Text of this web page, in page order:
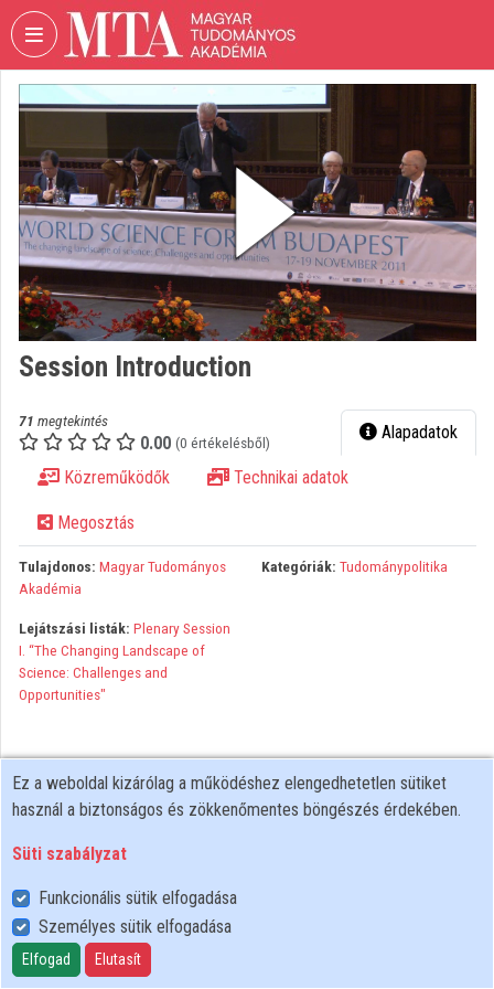
Fejléc kihagyása Menü kihagyása Tartalom kihagyása
VIDEO
MAGYAR
TUDOMÁNYOS
AKADÉMIA
Intézményi kezdőlap
Bejelentkezés
Intézményi listák
Intézmények
Közreműködők
Session Introduction
71 megtekintés
0.00 (0 értékelésből) Alapadatok
Közreműködők Technikai adatok
Megosztás
Tulajdonos: Magyar Tudományos
Akadémia
Kategóriák: Tudománypolitika
Lejátszási listák: Plenary Session
I. “The Changing Landscape of
Science: Challenges and
Opportunities"
Felhasználói szabályzat
Adatkezelési tájékoztató
Süti szabályzat
Ez a weboldal kizárólag a működéshez elengedhetetlen sütiket
használ a biztonságos és zökkenőmentes böngészés érdekében.
Süti szabályzat
Funkcionális sütik elfogadása
Személyes sütik elfogadása
Elfogad Elutasít